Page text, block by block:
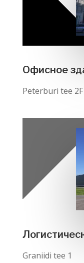
Офисное
Peterburi tee 2F
Graniidi tee 1